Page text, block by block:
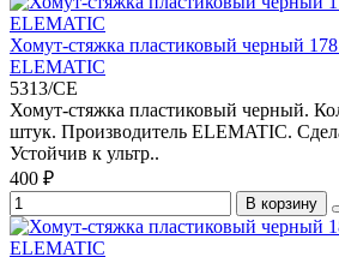
Хомут-стяжка пластиковый черный
ELEMATIC
5313/CE
Хомут-стяжка пластиковый черный.
штук. Производитель ELEMATIC.
Устойчив к ультр..
400 ₽
В корзину